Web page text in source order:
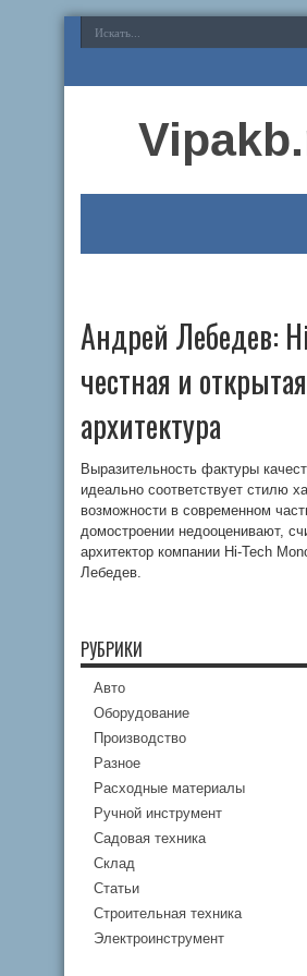
Андрей Лебедев:
честная и открытая
архитектура
Выразительность фактуры
идеально соответствует стилю
возможности в современном
домостроении недооценивают,
архитектор компании Hi-Tech
Лебедев.
РУБРИКИ
Авто
Оборудование
Производство
Разное
Расходные материалы
Ручной инструмент
Садовая техника
Склад
Статьи
Строительная техника
Электроинструмент